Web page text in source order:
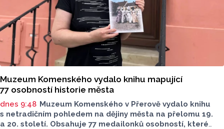
Muzeum Komenského vydalo knihu mapující
77 osobností historie města
dnes 9:48 Muzeum Komenského v Přerově vydalo knihu
s netradičním pohledem na dějiny města na přelomu 19.
a 20. století. Obsahuje 77 medailonků osobností, které